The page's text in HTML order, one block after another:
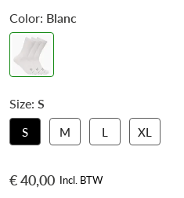
les sorties longues, tout en
l'usure.
Color: Blanc
Size: S
S M L XL
€ 40,00 Incl. BTW